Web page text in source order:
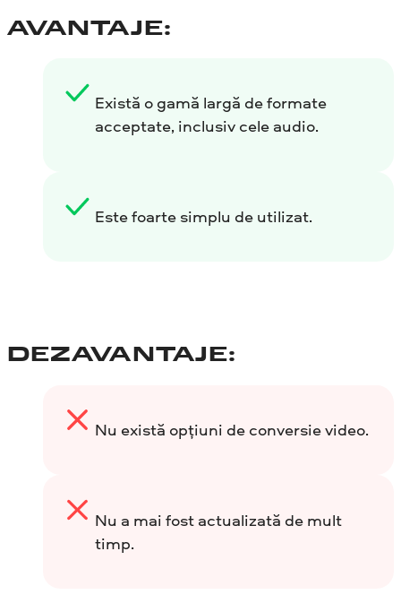
AVANTAJE:
Există o gamă largă de formate
acceptate, inclusiv cele audio.
Este foarte simplu de utilizat.
DEZAVANTAJE:
Nu există opțiuni de conversie video.
Nu a mai fost actualizată de mult
timp.